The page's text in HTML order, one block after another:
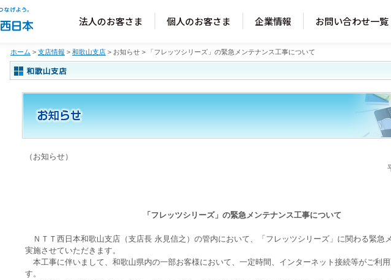
法人のお客さま 個人のお客さま 企業情報 お問い合わせ一覧
ホーム > 支店情報 > 和歌山支店 > お知らせ > 「フレッツシリーズ」の緊急メンテナンス工事について
（お知らせ）
「フレッツシリーズ」の緊急メンテナンス工事について
ＮＴＴ西日本和歌山支店（支店長 永見信之）の管内において、「フレッツシリーズ」に関わる緊急
実施させていただきます。
本工事に伴いまして、和歌山県内の一部お客様において、一定時間、インターネット接続等がご利用
す。